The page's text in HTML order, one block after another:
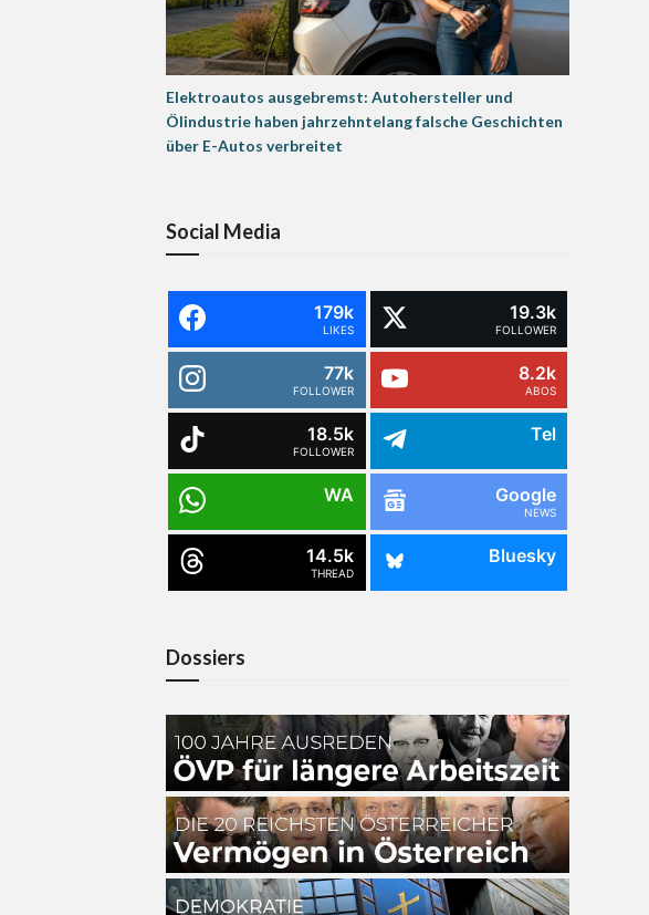
Elektroautos ausgebremst: Autohersteller und
Ölindustrie haben jahrzehntelang falsche Geschichten
über E-Autos verbreitet
Social Media
179k
LIKES
19.3k
FOLLOWER
77k
FOLLOWER
8.2k
ABOS
18.5k
FOLLOWER
Tel
WA Google
NEWS
14.5k
THREAD
Bluesky
Dossiers